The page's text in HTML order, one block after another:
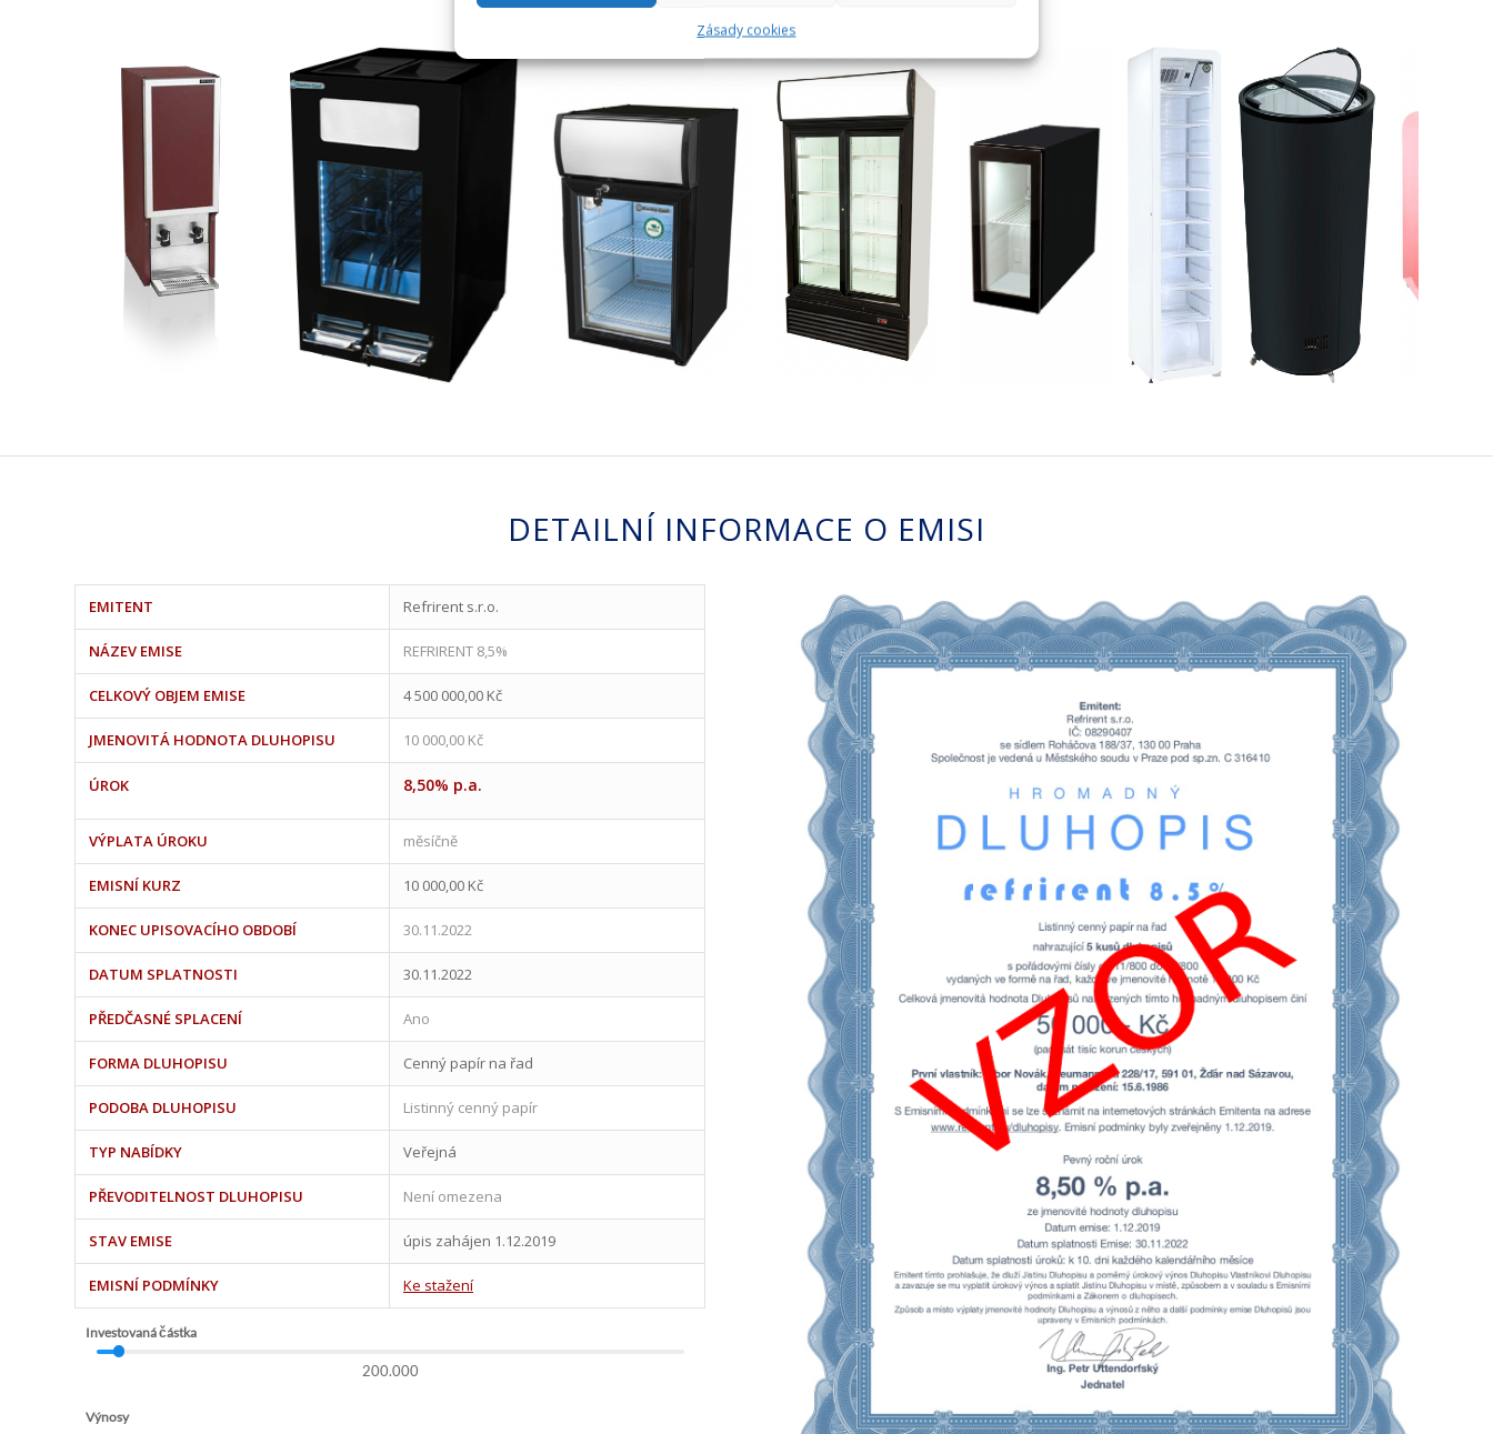
Zásady cookies
DETAILNÍ INFORMACE O EMISI
EMITENT Refrirent s.r.o.
NÁZEV EMISE REFRIRENT 8,5%
CELKOVÝ OBJEM EMISE 4 500 000,00 Kč
JMENOVITÁ HODNOTA DLUHOPISU 10 000,00 Kč
ÚROK 8,50% p.a.
VÝPLATA ÚROKU měsíčně
EMISNÍ KURZ 10 000,00 Kč
KONEC UPISOVACÍHO OBDOBÍ 30.11.2022
DATUM SPLATNOSTI 30.11.2022
PŘEDČASNÉ SPLACENÍ Ano
FORMA DLUHOPISU Cenný papír na řad
PODOBA DLUHOPISU Listinný cenný papír
TYP NABÍDKY Veřejná
PŘEVODITELNOST DLUHOPISU Není omezena
STAV EMISE úpis zahájen 1.12.2019
EMISNÍ PODMÍNKY Ke stažení
Investovaná částka
200.000
Výnosy